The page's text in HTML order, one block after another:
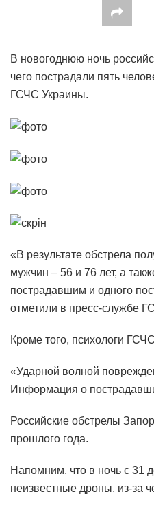
В новогоднюю ночь
чего пострадали пять
ГСЧС Украины.
«В результате обстрела
мужчин – 56 и 76 лет, а
пострадавшим и одного
отметили в пресс-службе
Кроме того, психологи
«Ударной волной
Информация о
Российские обстрелы
прошлого года.
Напомним, что в ночь с 31
неизвестные дроны, из-за